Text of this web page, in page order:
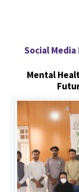
Social Media
Mental